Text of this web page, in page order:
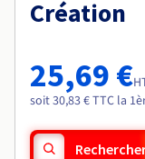
Tarifs
Roadmap & Changelog
Observabilité
Roadmap & Changelog
Roadmap & Changelog
Roadmap & Changelog
Roadmap & Changelog
Création
25,69 €
soit 30,83 € TTC la